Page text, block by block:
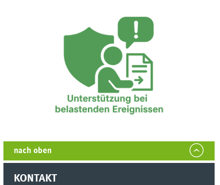
nach oben
KONTAKT